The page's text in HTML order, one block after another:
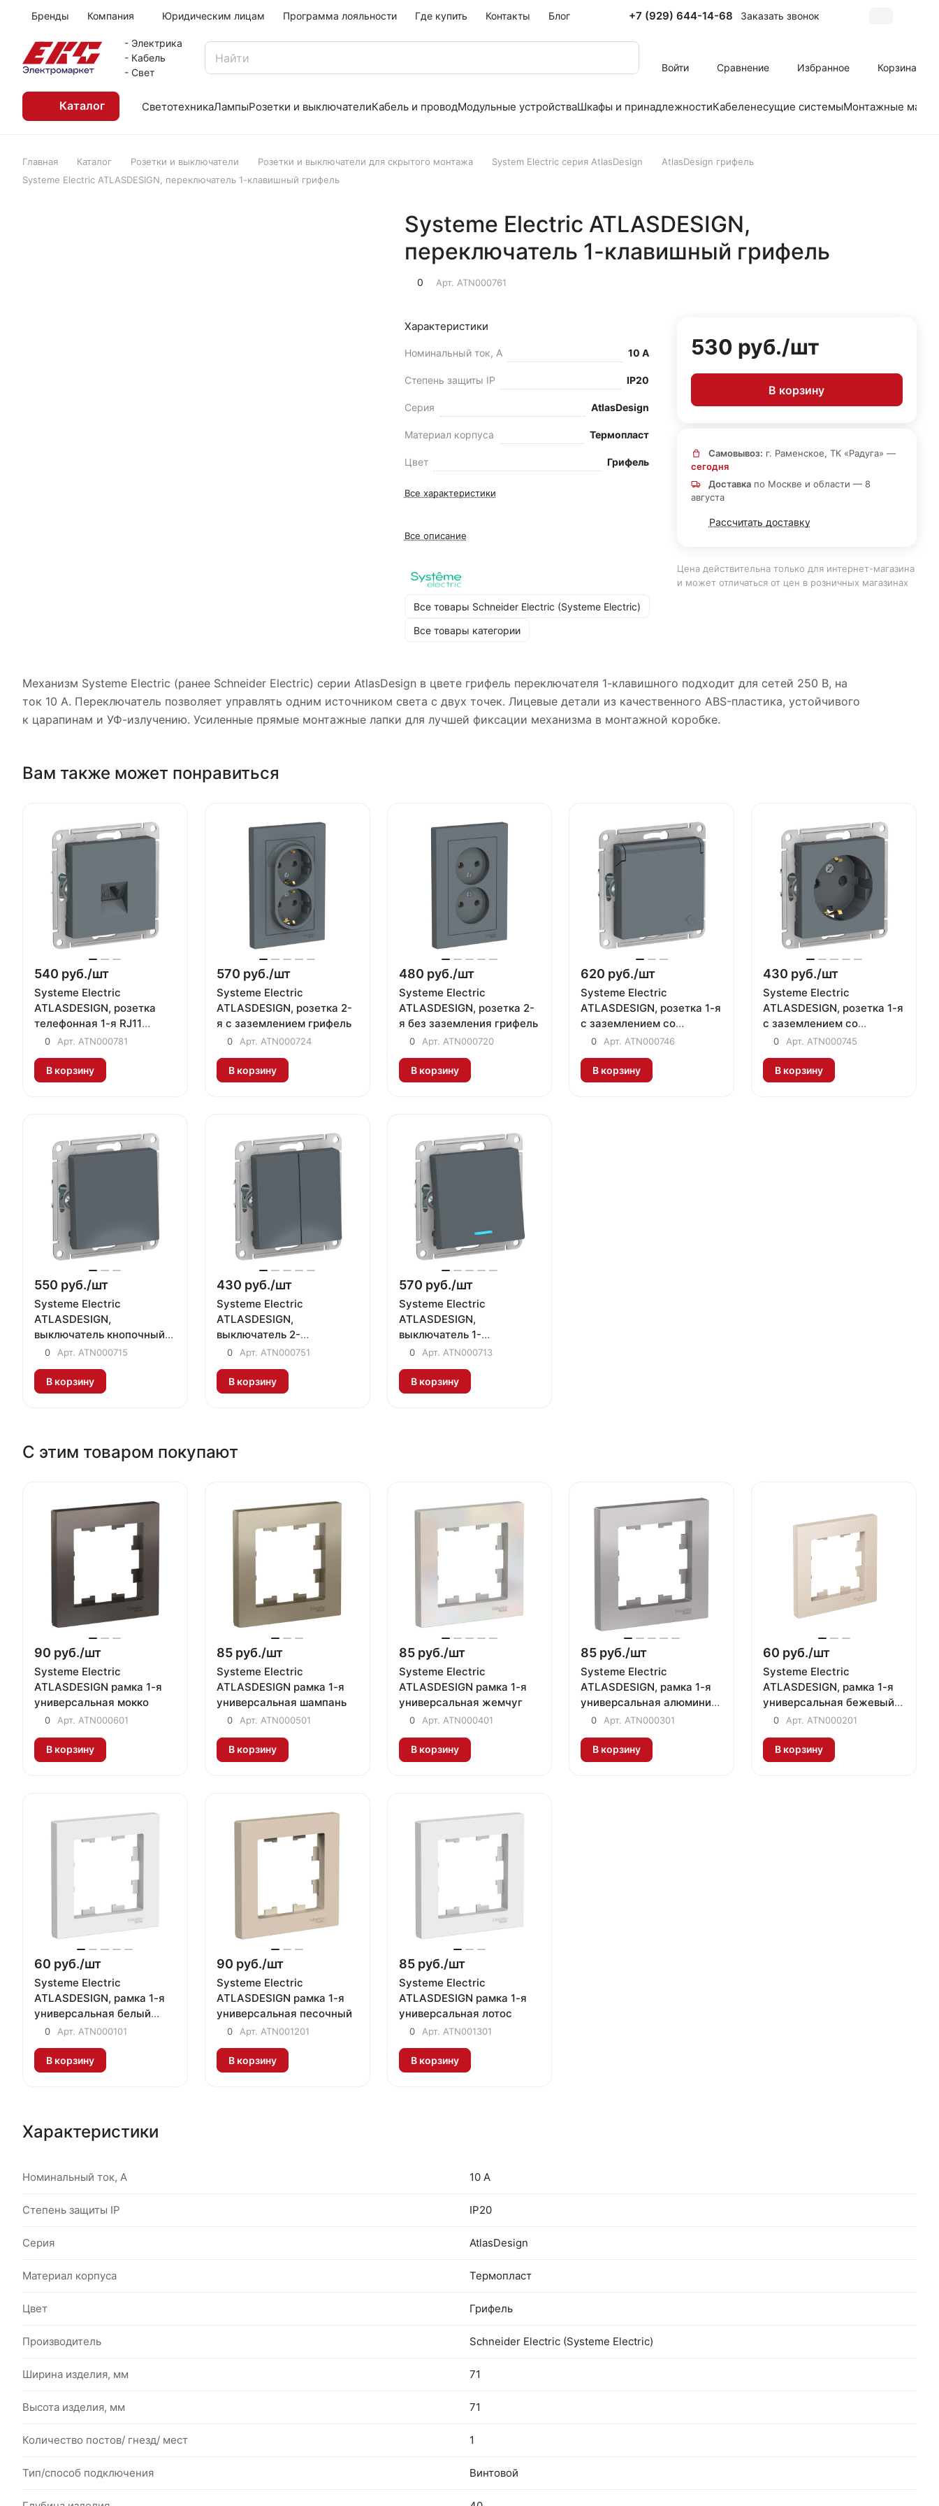
Бренды Компания Юридическим лицам Программа лояльности Где купить Контакты Блог +7 (929) 644-14-68 Заказать звонок
- Электрика
- Кабель
- Свет
Войти Сравнение Избранное Корзина
Каталог СветотехникаЛампыРозетки и выключателиКабель и проводМодульные устройстваШкафы и принадлежностиКабеленесущие системыМонтажные
Главная Каталог Розетки и выключатели Розетки и выключатели для скрытого монтажа System Electric серия AtlasDesign
AtlasDesign грифель
Systeme Electric ATLASDESIGN, переключатель 1-клавишный грифель
Systeme Electric ATLASDESIGN,
переключатель 1-клавишный грифель
0 Арт. ATN000761
Характеристики
Номинальный ток, А 10 А
Степень защиты IP IP20
Серия AtlasDesign
Материал корпуса Термопласт
Цвет Грифель
Все характеристики
Все описание
Все товары Schneider Electric (Systeme Electric)
Все товары категории
530 руб./шт
В корзину
Самовывоз: г. Раменское, ТК «Радуга» —
сегодня
Доставкапо Москве и области — 8
августа
Рассчитать доставку
Цена действительна только для интернет-магазина
и может отличаться от цен в розничных магазинах
Механизм Systeme Electric (ранее Schneider Electric) серии AtlasDesign в цвете грифель переключателя 1-клавишного подходит для сетей 250 В, на
ток 10 А. Переключатель позволяет управлять одним источником света с двух точек. Лицевые детали из качественного ABS-пластика, устойчивого
к царапинам и УФ-излучению. Усиленные прямые монтажные лапки для лучшей фиксации механизма в монтажной коробке.
Вам также может понравиться
540 руб./шт
Systeme Electric
ATLASDESIGN, розетка
телефонная 1-я RJ11
грифель
0 Арт. ATN000781
В корзину
570 руб./шт
Systeme Electric
ATLASDESIGN, розетка 2-
я с заземлением грифель
0 Арт. ATN000724
В корзину
480 руб./шт
Systeme Electric
ATLASDESIGN, розетка 2-
я без заземления грифель
0 Арт. ATN000720
В корзину
620 руб./шт
Systeme Electric
ATLASDESIGN, розетка 1-я
с заземлением со
шторками с крышкой IP20
0 Арт. ATN000746
В корзину
430 руб./шт
Systeme Electric
ATLASDESIGN, розетка 1-я
с заземлением со
шторками грифель
0 Арт. ATN000745
В корзину
550 руб./шт
Systeme Electric
ATLASDESIGN,
выключатель кнопочный
1-клавишный грифель
0 Арт. ATN000715
В корзину
430 руб./шт
Systeme Electric
ATLASDESIGN,
выключатель 2-
клавишный грифель
0 Арт. ATN000751
В корзину
570 руб./шт
Systeme Electric
ATLASDESIGN,
выключатель 1-
клавишный с подсветкой
0 Арт. ATN000713
В корзину
С этим товаром покупают
90 руб./шт
Systeme Electric
ATLASDESIGN рамка 1-я
универсальная мокко
0 Арт. ATN000601
В корзину
85 руб./шт
Systeme Electric
ATLASDESIGN рамка 1-я
универсальная шампань
0 Арт. ATN000501
В корзину
85 руб./шт
Systeme Electric
ATLASDESIGN рамка 1-я
универсальная жемчуг
0 Арт. ATN000401
В корзину
85 руб./шт
Systeme Electric
ATLASDESIGN, рамка 1-я
универсальная алюминий
ATN000301
0 Арт. ATN000301
В корзину
60 руб./шт
Systeme Electric
ATLASDESIGN, рамка 1-я
универсальная бежевый
ATN000201
0 Арт. ATN000201
В корзину
60 руб./шт
Systeme Electric
ATLASDESIGN, рамка 1-я
универсальная белый
ATN000101
0 Арт. ATN000101
В корзину
90 руб./шт
Systeme Electric
ATLASDESIGN рамка 1-я
универсальная песочный
0 Арт. ATN001201
В корзину
85 руб./шт
Systeme Electric
ATLASDESIGN рамка 1-я
универсальная лотос
0 Арт. ATN001301
В корзину
Характеристики
Номинальный ток, А 10 А
Степень защиты IP IP20
Серия AtlasDesign
Материал корпуса Термопласт
Цвет Грифель
Производитель Schneider Electric (Systeme Electric)
Ширина изделия, мм 71
Высота изделия, мм 71
Количество постов/ гнезд/ мест 1
Тип/способ подключения Винтовой